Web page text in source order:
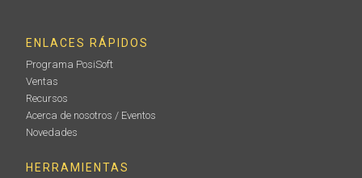
ENLACES RÁPIDOS
Programa PosiSoft
Ventas
Recursos
Acerca de nosotros / Eventos
Novedades
HERRAMIENTAS